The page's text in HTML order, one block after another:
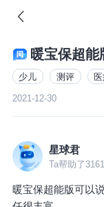

暖宝保超能
少儿 测评
2021-12-30
星球君
Ta帮助了
暖宝保超能版可以